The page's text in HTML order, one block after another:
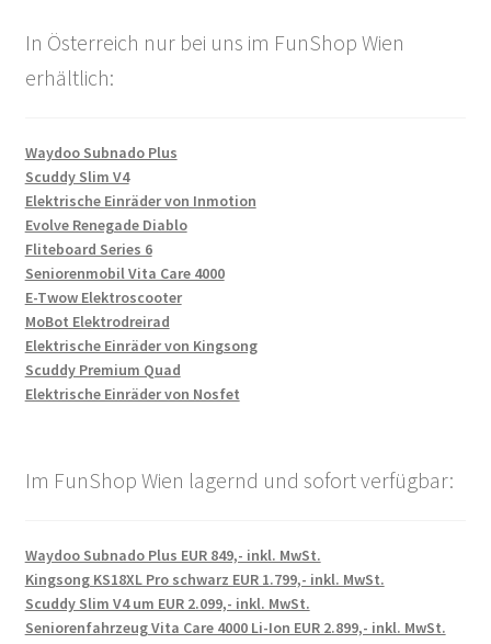
In Österreich nur bei uns im FunShop Wien
erhältlich:
Waydoo Subnado Plus
Scuddy Slim V4
Elektrische Einräder von Inmotion
Evolve Renegade Diablo
Fliteboard Series 6
Seniorenmobil Vita Care 4000
E-Twow Elektroscooter
MoBot Elektrodreirad
Elektrische Einräder von Kingsong
Scuddy Premium Quad
Elektrische Einräder von Nosfet
Im FunShop Wien lagernd und sofort verfügbar:
Waydoo Subnado Plus EUR 849,- inkl. MwSt.
Kingsong KS18XL Pro schwarz EUR 1.799,- inkl. MwSt.
Scuddy Slim V4 um EUR 2.099,- inkl. MwSt.
Seniorenfahrzeug Vita Care 4000 Li-Ion EUR 2.899,- inkl. MwSt.